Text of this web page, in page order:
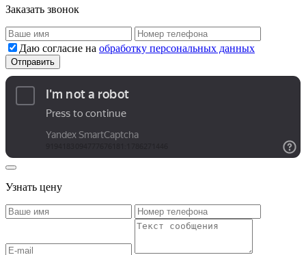
Заказать звонок
Даю согласие на обработку персональных данных
Узнать цену